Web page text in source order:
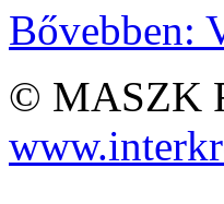
Bővebben:
© MASZK